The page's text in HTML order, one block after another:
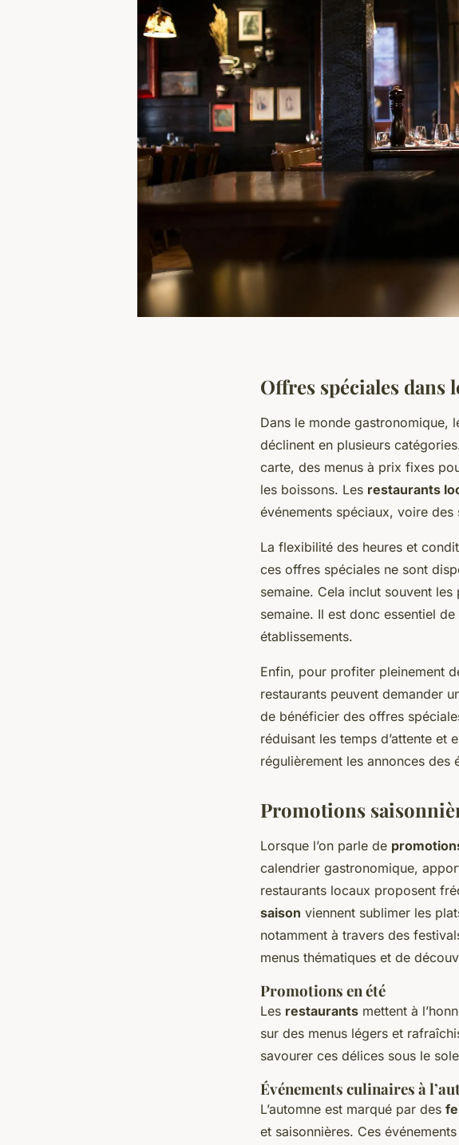
Offres spéciales dans
Dans le monde gastronomique,
déclinent en plusieurs
carte, des menus à prix fixes
les boissons. Les restaurants
événements spéciaux, voire des
La flexibilité des heures et
ces offres spéciales ne sont
semaine. Cela inclut souvent
semaine. Il est donc essentiel
établissements.
Enfin, pour profiter pleinement
restaurants peuvent demander
de bénéficier des offres
réduisant les temps d’attente et
régulièrement les annonces des
Promotions
Lorsque l’on parle de
calendrier gastronomique,
restaurants locaux proposent
saison viennent sublimer les
notamment à travers des
menus thématiques et de
Promotions en été
Les restaurants mettent à
sur des menus légers et
savourer ces délices sous le
Événements culinaires à
L’automne est marqué par des
et saisonnières. Ces